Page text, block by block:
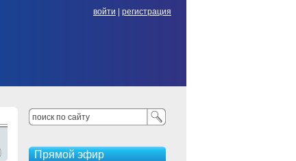
войти регистрация
Прямой эфир